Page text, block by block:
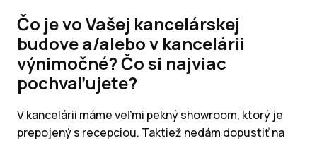
Čo je vo Vašej kancelárskej
budove a/alebo v kancelárii
výnimočné? Čo si najviac
pochvaľujete?
V kancelárii máme veľmi pekný showroom, ktorý je
prepojený s recepciou. Taktiež nedám dopustiť na